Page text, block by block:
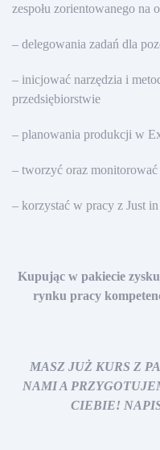
zespołu zorientowanego na
– delegowania zadań dla
– inicjować narzędzia i
przedsiębiorstwie
– planowania produkcji w
– tworzyć oraz
– korzystać w pracy z Just
Kupując w pakiecie
rynku pracy
MASZ JUŻ KURS Z
NAMI A
CIEBIE!